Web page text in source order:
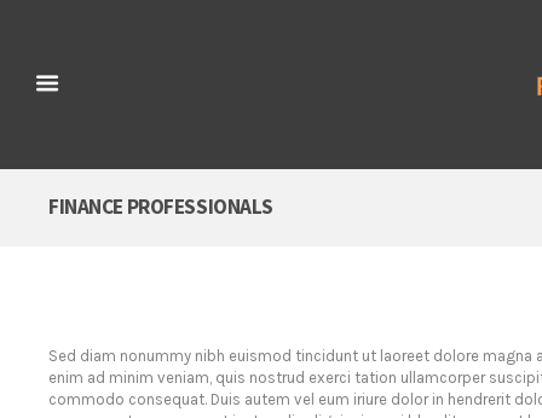
FINANCE PROFESSIONALS
Sed diam nonummy nibh euismod tincidunt ut laoreet dolore magna
enim ad minim veniam, quis nostrud exerci tation ullamcorper
commodo consequat. Duis autem vel eum iriure dolor in hendrerit